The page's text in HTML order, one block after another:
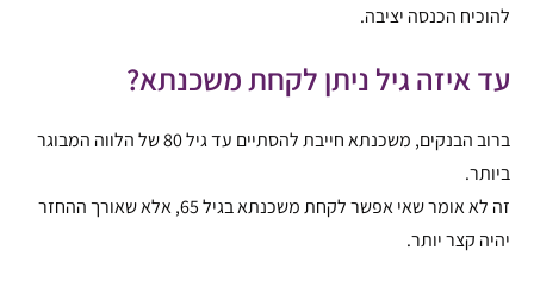
להוכיח הכנסה יציבה.
עד איזה גיל ניתן לקחת משכנתא?
ברוב הבנקים, משכנתא חייבת להסתיים עד גיל 80 של הלווה המבוגר
ביותר.
זה לא אומר שאי אפשר לקחת משכנתא בגיל 65, אלא שאורך ההחזר
יהיה קצר יותר.